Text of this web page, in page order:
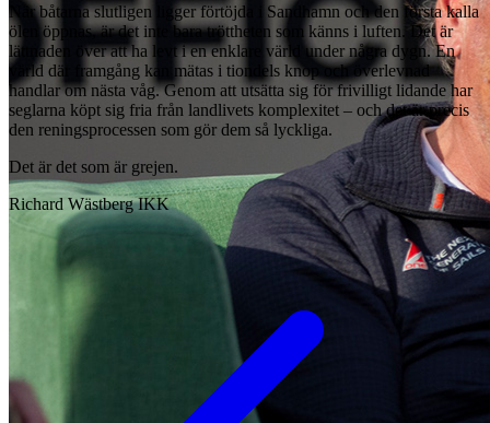
När båtarna slutligen ligger förtöjda i Sandhamn och den första kalla
ölen öppnas, är det inte bara tröttheten som känns i luften. Det är
lättnaden över att ha levt i en enklare värld under några dygn. En
värld där framgång kan mätas i tiondels knop och överlevnad
handlar om nästa våg. Genom att utsätta sig för frivilligt lidande har
seglarna köpt sig fria från landlivets komplexitet – och det är precis
den reningsprocessen som gör dem så lyckliga.
Det är det som är grejen.
Richard Wästberg IKK